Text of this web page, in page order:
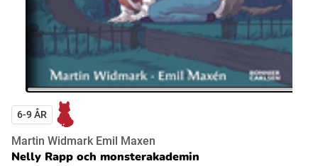
6-9 ÅR
Martin Widmark Emil Maxen
Nelly Rapp och monsterakademin